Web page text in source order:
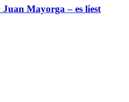
Mayorga – es liest